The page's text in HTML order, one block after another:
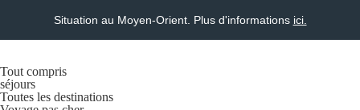
Situation au Moyen-Orient. Plus d'informations ici.
Tout compris
séjours
Toutes les destinations